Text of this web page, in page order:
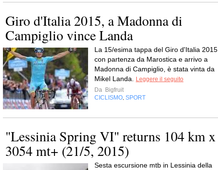
Giro d'Italia 2015, a Madonna di
Campiglio vince Landa
La 15/esima tappa del Giro d'Italia
con partenza da Marostica e arrivo a
Madonna di Campiglio, è stata vinta da
Mikel Landa.
Leggere il seguito
Da Bigfruit
CICLISMO SPORT
"Lessinia Spring VI" returns 104 km x
3054 mt+ (21/5, 2015)
Sesta escursione mtb in Lessinia della